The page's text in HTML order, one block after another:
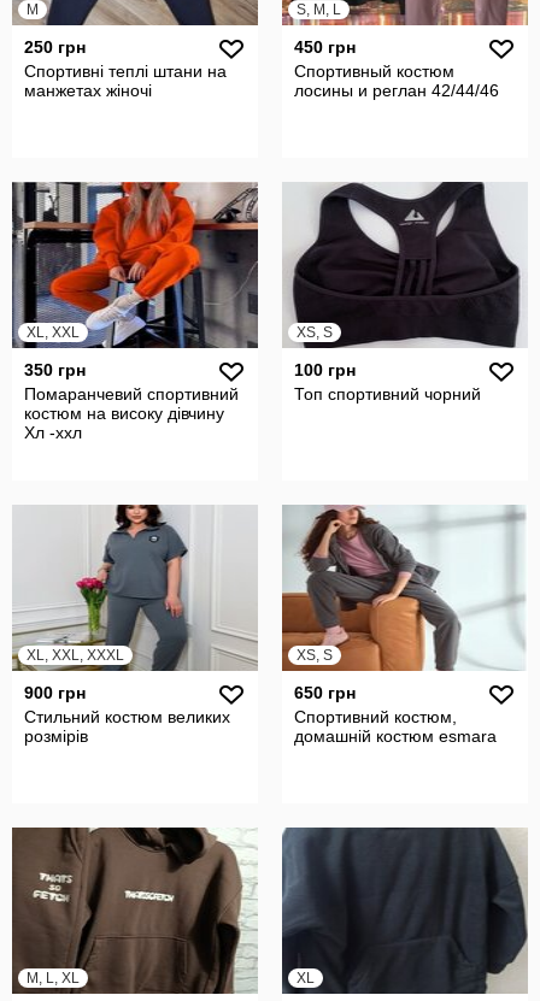
M
250 грн
Спортивні теплі штани на
манжетах жіночі
S, M, L
450 грн
Спортивный костюм
лосины и реглан 42/44/46
XL, XXL
350 грн
Помаранчевий спортивний
костюм на високу дівчину
Хл -ххл
XS, S
100 грн
Топ спортивний чорний
XL, XXL, XXXL
900 грн
Стильний костюм великих
розмірів
XS, S
650 грн
Спортивний костюм,
домашній костюм esmara
M, L, XL XL